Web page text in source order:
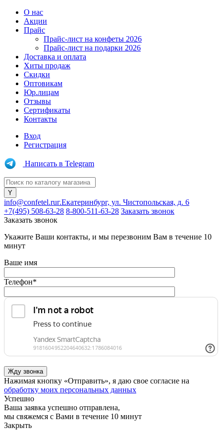
О нас
Акции
Прайс
Прайс-лист на конфеты 2026
Прайс-лист на подарки 2026
Доставка и оплата
Хиты продаж
Скидки
Оптовикам
Юр.лицам
Отзывы
Сертификаты
Контакты
Вход
Регистрация
Написать в Telegram
info@confetel.ruг.Екатеринбург, ул. Чистопольская, д. 6
+7(495) 508-63-28 8-800-511-63-28 Заказать звонок
Заказать звонок
Укажите Ваши контакты, и мы перезвоним Вам в течение 10
минут
Ваше имя
Телефон*
Нажимая кнопку «Отправить», я даю свое согласие на
обработку моих персональных данных
Успешно
Ваша заявка успешно отправлена,
мы свяжемся с Вами в течение 10 минут
Закрыть